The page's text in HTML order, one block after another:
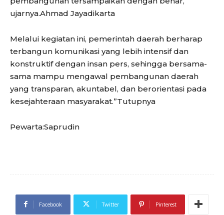
ujarnya.Ahmad Jayadikarta
Melalui kegiatan ini, pemerintah daerah berharap
terbangun komunikasi yang lebih intensif dan
konstruktif dengan insan pers, sehingga bersama-
sama mampu mengawal pembangunan daerah
yang transparan, akuntabel, dan berorientasi pada
kesejahteraan masyarakat.”Tutupnya
Pewarta:Saprudin
Facebook Twitter Pinterest